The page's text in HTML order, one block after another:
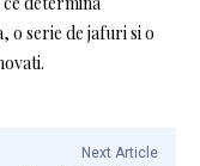
o serie de jafuri si o
Next Article